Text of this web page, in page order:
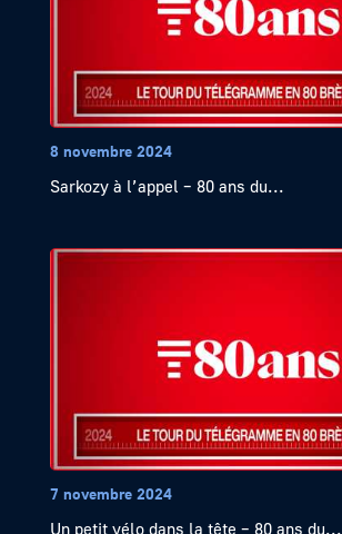
8 novembre 2024
Sarkozy à l’appel – 80 ans du...
7 novembre 2024
Un petit vélo dans la tête – 80 ans du...